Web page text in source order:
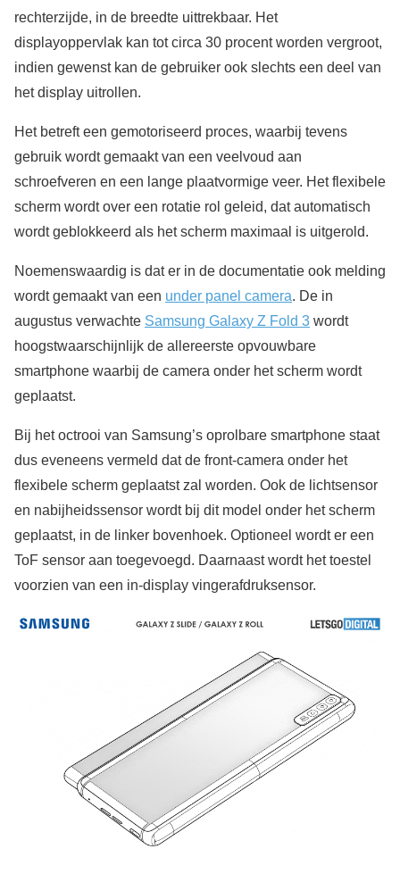
rechterzijde, in de breedte uittrekbaar. Het
displayoppervlak kan tot circa 30 procent worden vergroot,
indien gewenst kan de gebruiker ook slechts een deel van
het display uitrollen.
Het betreft een gemotoriseerd proces, waarbij tevens
gebruik wordt gemaakt van een veelvoud aan
schroefveren en een lange plaatvormige veer. Het flexibele
scherm wordt over een rotatie rol geleid, dat automatisch
wordt geblokkeerd als het scherm maximaal is uitgerold.
Noemenswaardig is dat er in de documentatie ook melding
wordt gemaakt van een under panel camera. De in
augustus verwachte Samsung Galaxy Z Fold 3 wordt
hoogstwaarschijnlijk de allereerste opvouwbare
smartphone waarbij de camera onder het scherm wordt
geplaatst.
Bij het octrooi van Samsung’s oprolbare smartphone staat
dus eveneens vermeld dat de front-camera onder het
flexibele scherm geplaatst zal worden. Ook de lichtsensor
en nabijheidssensor wordt bij dit model onder het scherm
geplaatst, in de linker bovenhoek. Optioneel wordt er een
ToF sensor aan toegevoegd. Daarnaast wordt het toestel
voorzien van een in-display vingerafdruksensor.